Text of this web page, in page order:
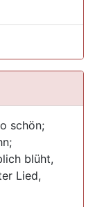
schön;
blüht,
Lied,